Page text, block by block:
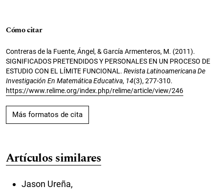
Cómo citar
Contreras de la Fuente, Ángel, & García Armenteros, M. (2011).
SIGNIFICADOS PRETENDIDOS Y PERSONALES EN UN PROCESO DE
ESTUDIO CON EL LÍMITE FUNCIONAL. Revista Latinoamericana De
Investigación En Matemática Educativa, 14(3), 277-310.
https://www.relime.org/index.php/relime/article/view/246
Más formatos de cita
Artículos similares
Jason Ureña,